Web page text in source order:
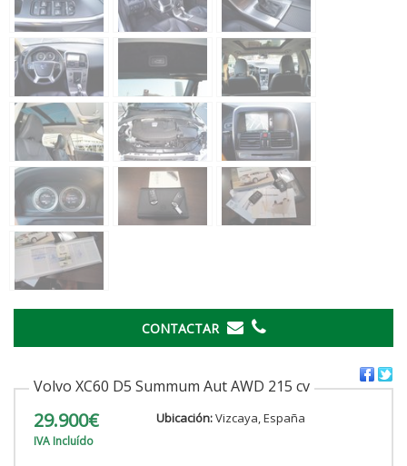
CONTACTAR
Volvo XC60 D5 Summum Aut AWD 215 cv
29.900€
IVA Incluído
Ubicación:Vizcaya, España